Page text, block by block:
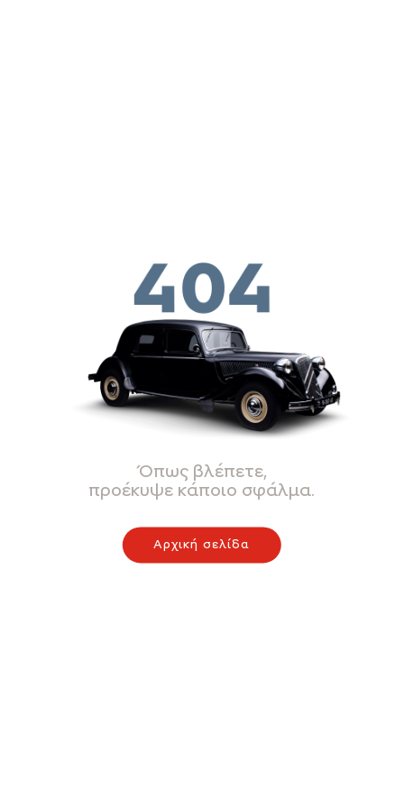
Όπως βλέπετε,
προέκυψε κάποιο σφάλμα.
Αρχική σελίδα